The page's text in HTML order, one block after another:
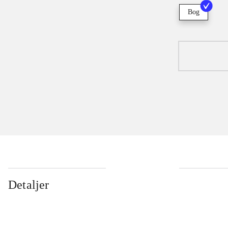
Bog
Detaljer